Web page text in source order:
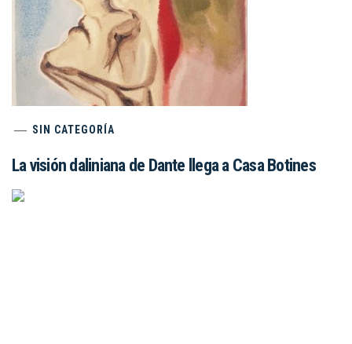
SIN CATEGORÍA
La visión daliniana de Dante llega a Casa Botines